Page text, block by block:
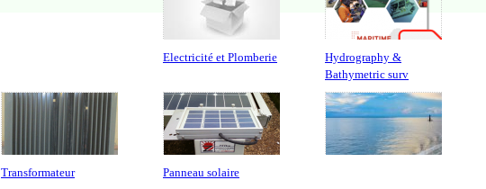
Electricité et Plomberie
Hydrography &
Bathymetric surv
Transformateur Panneau solaire